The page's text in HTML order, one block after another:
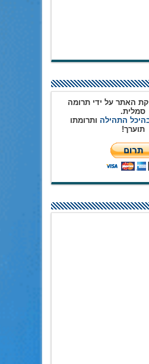
האתר על ידי תרומה
סמלית.
התהילה ותרומתו
תוערך!